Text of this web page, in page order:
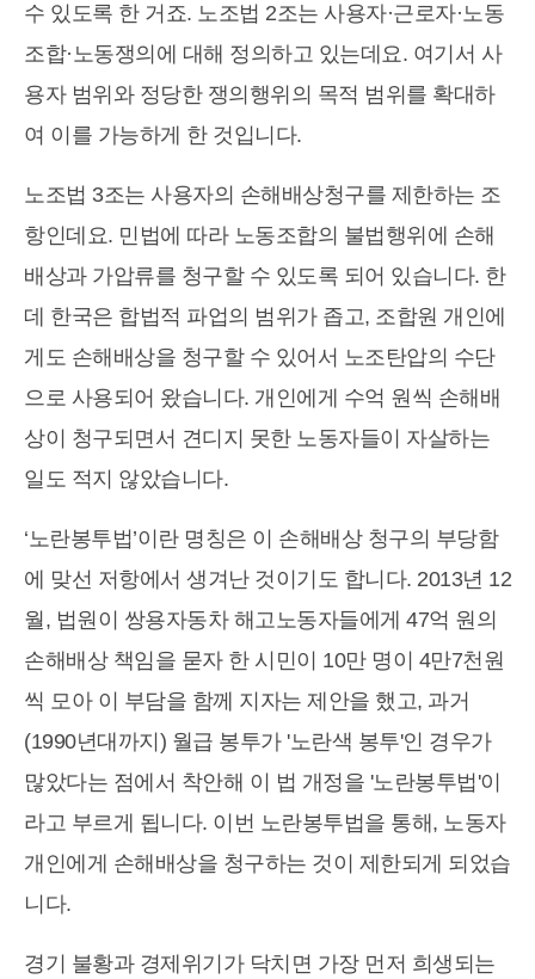
수 있도록 한 거죠. 노조법 2조는 사용자·근로자·노동
조합·노동쟁의에 대해 정의하고 있는데요. 여기서 사
용자 범위와 정당한 쟁의행위의 목적 범위를 확대하
여 이를 가능하게 한 것입니다.
노조법 3조는 사용자의 손해배상청구를 제한하는 조
항인데요. 민법에 따라 노동조합의 불법행위에 손해
배상과 가압류를 청구할 수 있도록 되어 있습니다. 한
데 한국은 합법적 파업의 범위가 좁고, 조합원 개인에
게도 손해배상을 청구할 수 있어서 노조탄압의 수단
으로 사용되어 왔습니다. 개인에게 수억 원씩 손해배
상이 청구되면서 견디지 못한 노동자들이 자살하는
일도 적지 않았습니다.
‘노란봉투법’이란 명칭은 이 손해배상 청구의 부당함
에 맞선 저항에서 생겨난 것이기도 합니다. 2013년 12
월, 법원이 쌍용자동차 해고노동자들에게 47억 원의
손해배상 책임을 묻자 한 시민이 10만 명이 4만7천원
씩 모아 이 부담을 함께 지자는 제안을 했고, 과거
(1990년대까지) 월급 봉투가 '노란색 봉투'인 경우가
많았다는 점에서 착안해 이 법 개정을 '노란봉투법'이
라고 부르게 됩니다. 이번 노란봉투법을 통해, 노동자
개인에게 손해배상을 청구하는 것이 제한되게 되었습
니다.
경기 불황과 경제위기가 닥치면 가장 먼저 희생되는